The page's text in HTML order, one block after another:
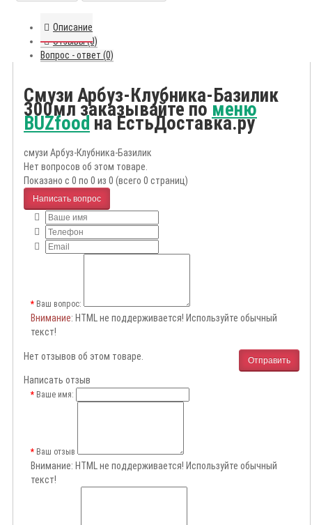
Описание
Отзывы (0)
Вопрос - ответ (0)
Смузи Арбуз-Клубника-Базилик
300мл заказывайте по меню
BUZfoodна ЕстьДоставка.ру
смузи Арбуз-Клубника-Базилик
Нет вопросов об этом товаре.
Показано с 0 по 0 из 0 (всего 0 страниц)
Написать вопрос
Ваш вопрос:
Внимание: HTML не поддерживается! Используйте обычный
текст!
Отправить
Нет отзывов об этом товаре.
Написать отзыв
Ваше имя:
Ваш отзыв
Внимание: HTML не поддерживается! Используйте обычный
текст!